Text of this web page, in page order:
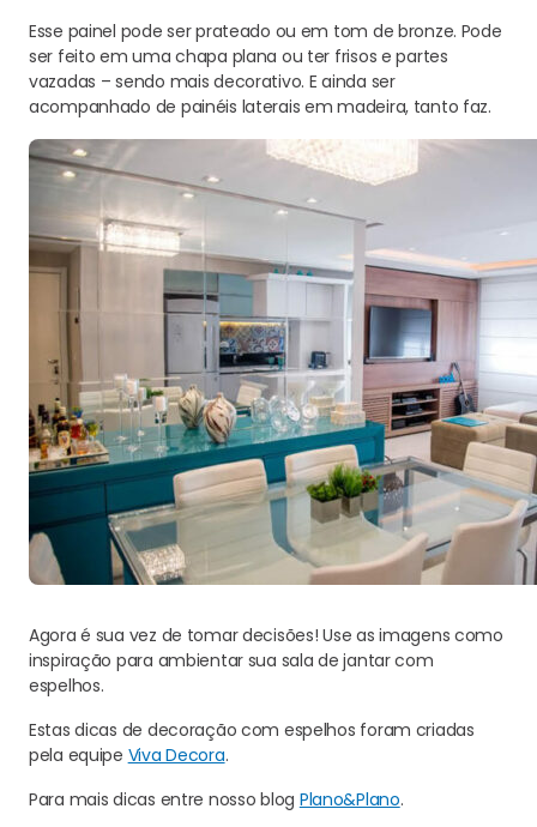
Esse painel pode ser prateado ou em tom de bronze. Pode
ser feito em uma chapa plana ou ter frisos e partes
vazadas – sendo mais decorativo. E ainda ser
acompanhado de painéis laterais em madeira, tanto faz.
Agora é sua vez de tomar decisões! Use as imagens como
inspiração para ambientar sua sala de jantar com
espelhos.
Estas dicas de decoração com espelhos foram criadas
pela equipe Viva Decora.
Para mais dicas entre nosso blog Plano&Plano.